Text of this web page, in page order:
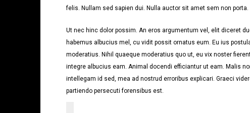
felis. Nullam sed sapien dui. Nulla auctor sit amet sem non
Ut nec hinc dolor possim. An eros argumentum vel, elit diceret
habemus albucius mel, cu vidit possit ornatus eum. Eu ius
moderatius. Nihil quaeque moderatius quo ut, eu vix noster
integre albucius eam. Animal docendi efficiantur ut eam. Malis
intellegam id sed, mea ad nostrud erroribus explicari. Graeci
partiendo persecuti forensibus est.